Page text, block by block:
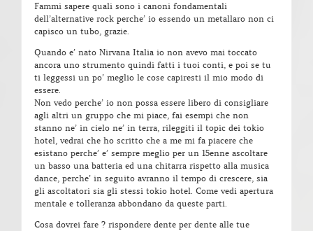
Fammi sapere quali sono i canoni fondamentali
dell’alternative rock perche’ io essendo un metallaro non ci
capisco un tubo, grazie.
Quando e’ nato Nirvana Italia io non avevo mai toccato
ancora uno strumento quindi fatti i tuoi conti, e poi se tu
ti leggessi un po’ meglio le cose capiresti il mio modo di
essere.
Non vedo perche’ io non possa essere libero di consigliare
agli altri un gruppo che mi piace, fai esempi che non
stanno ne’ in cielo ne’ in terra, rileggiti il topic dei tokio
hotel, vedrai che ho scritto che a me mi fa piacere che
esistano perche’ e’ sempre meglio per un 15enne ascoltare
un basso una batteria ed una chitarra rispetto alla musica
dance, perche’ in seguito avranno il tempo di crescere, sia
gli ascoltatori sia gli stessi tokio hotel. Come vedi apertura
mentale e tolleranza abbondano da queste parti.
Cosa dovrei fare ? rispondere dente per dente alle tue